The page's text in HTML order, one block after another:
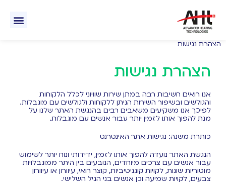
הצהרת נגישות
הצהרת נגישות
אנו רואים חשיבות רבה במתן שירות שוויוני לכלל הלקוחות
והגולשים ובשיפור השירות הניתן ללקוחות ולגולשים עם מוגבלות.
לפיכך אנו משקיעים משאבים רבים בהנגשת האתר שלנו על
מנת להפוך אותו לזמין יותר עבור אנשים עם מוגבלות.
כותרת משנה: נגישות אתר האינטרנט
הנגשת האתר נועדה להפוך אותו לזמין, ידידותי ונוח יותר לשימוש
עבור אנשים עם צרכים מיוחדים, הנובעים בין היתר ממוגבלויות
מוטוריות שונות, לקויות קוגניטיביות, קוצר רואי, עיוורון או עיוורון
צבעים, לקויות שמיעה וכן אנשים בני הגיל השלישי.